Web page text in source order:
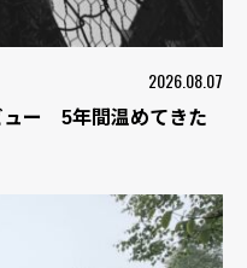
2026.08.07
ュー 5年間温めてきた